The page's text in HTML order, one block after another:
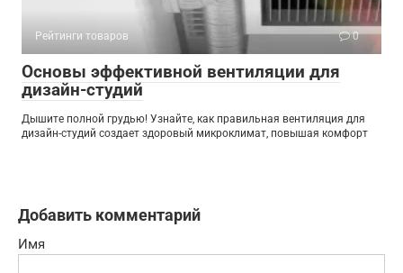
Рейтинги товаров 0
Основы эффективной вентиляции для
дизайн-студий
Дышите полной грудью! Узнайте, как правильная вентиляция для
дизайн-студий создает здоровый микроклимат, повышая комфорт
Добавить комментарий
Имя